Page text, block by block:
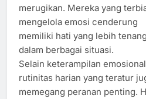
merugikan. Mereka yang
mengelola emosi cenderung
memiliki hati yang lebih tenang
dalam berbagai situasi.
Selain keterampilan
rutinitas harian yang teratur
memegang peranan penting.